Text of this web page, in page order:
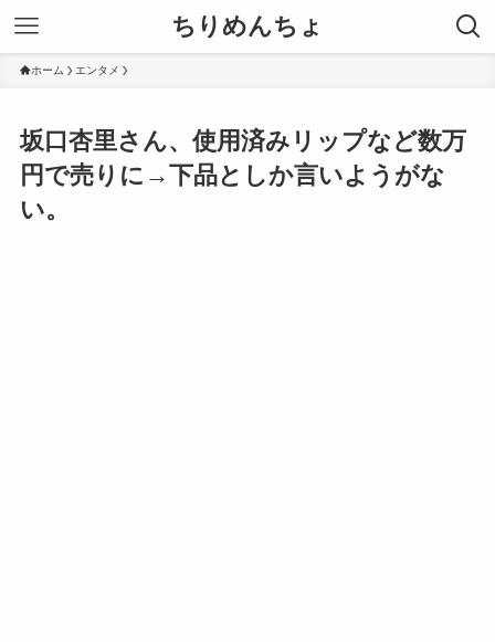
ちりめんちょ
ホーム エンタメ
坂口杏里さん、使用済みリップなど数万
円で売りに→下品としか言いようがな
い。